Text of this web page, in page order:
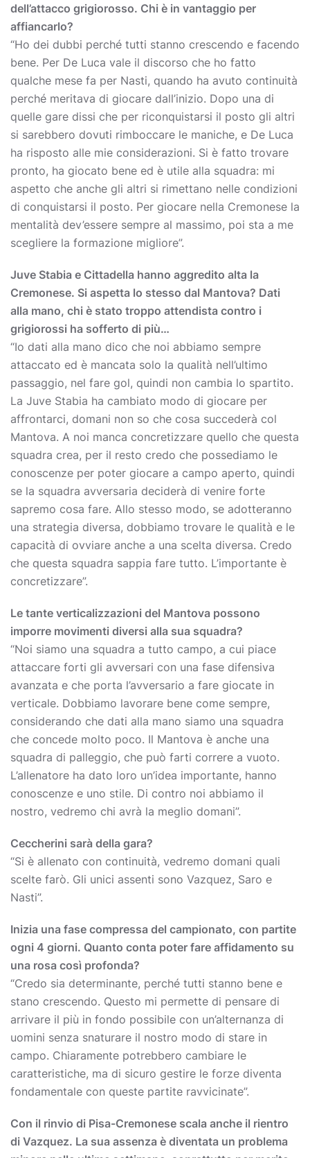
dell’attacco grigiorosso. Chi è in vantaggio per
affiancarlo?
“Ho dei dubbi perché tutti stanno crescendo e facendo
bene. Per De Luca vale il discorso che ho fatto
qualche mese fa per Nasti, quando ha avuto continuità
perché meritava di giocare dall’inizio. Dopo una di
quelle gare dissi che per riconquistarsi il posto gli altri
si sarebbero dovuti rimboccare le maniche, e De Luca
ha risposto alle mie considerazioni. Si è fatto trovare
pronto, ha giocato bene ed è utile alla squadra: mi
aspetto che anche gli altri si rimettano nelle condizioni
di conquistarsi il posto. Per giocare nella Cremonese la
mentalità dev’essere sempre al massimo, poi sta a me
scegliere la formazione migliore”.
Juve Stabia e Cittadella hanno aggredito alta la
Cremonese. Si aspetta lo stesso dal Mantova? Dati
alla mano, chi è stato troppo attendista contro i
grigiorossi ha sofferto di più…
“Io dati alla mano dico che noi abbiamo sempre
attaccato ed è mancata solo la qualità nell’ultimo
passaggio, nel fare gol, quindi non cambia lo spartito.
La Juve Stabia ha cambiato modo di giocare per
affrontarci, domani non so che cosa succederà col
Mantova. A noi manca concretizzare quello che questa
squadra crea, per il resto credo che possediamo le
conoscenze per poter giocare a campo aperto, quindi
se la squadra avversaria deciderà di venire forte
sapremo cosa fare. Allo stesso modo, se adotteranno
una strategia diversa, dobbiamo trovare le qualità e le
capacità di ovviare anche a una scelta diversa. Credo
che questa squadra sappia fare tutto. L’importante è
concretizzare”.
Le tante verticalizzazioni del Mantova possono
imporre movimenti diversi alla sua squadra?
“Noi siamo una squadra a tutto campo, a cui piace
attaccare forti gli avversari con una fase difensiva
avanzata e che porta l’avversario a fare giocate in
verticale. Dobbiamo lavorare bene come sempre,
considerando che dati alla mano siamo una squadra
che concede molto poco. Il Mantova è anche una
squadra di palleggio, che può farti correre a vuoto.
L’allenatore ha dato loro un’idea importante, hanno
conoscenze e uno stile. Di contro noi abbiamo il
nostro, vedremo chi avrà la meglio domani”.
Ceccherini sarà della gara?
“Si è allenato con continuità, vedremo domani quali
scelte farò. Gli unici assenti sono Vazquez, Saro e
Nasti”.
Inizia una fase compressa del campionato, con partite
ogni 4 giorni. Quanto conta poter fare affidamento su
una rosa così profonda?
“Credo sia determinante, perché tutti stanno bene e
stano crescendo. Questo mi permette di pensare di
arrivare il più in fondo possibile con un’alternanza di
uomini senza snaturare il nostro modo di stare in
campo. Chiaramente potrebbero cambiare le
caratteristiche, ma di sicuro gestire le forze diventa
fondamentale con queste partite ravvicinate”.
Con il rinvio di Pisa-Cremonese scala anche il rientro
di Vazquez. La sua assenza è diventata un problema